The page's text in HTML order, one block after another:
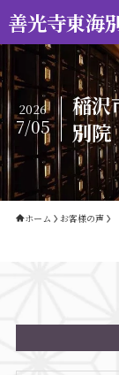
善光寺東海
稲沢
別院
2026
7/05
ホーム お客様の声